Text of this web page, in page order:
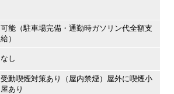
可能（駐車場完備・通勤時ガソリン代全額支
給）
なし
受動喫煙対策あり（屋内禁煙）屋外に喫煙小
屋あり